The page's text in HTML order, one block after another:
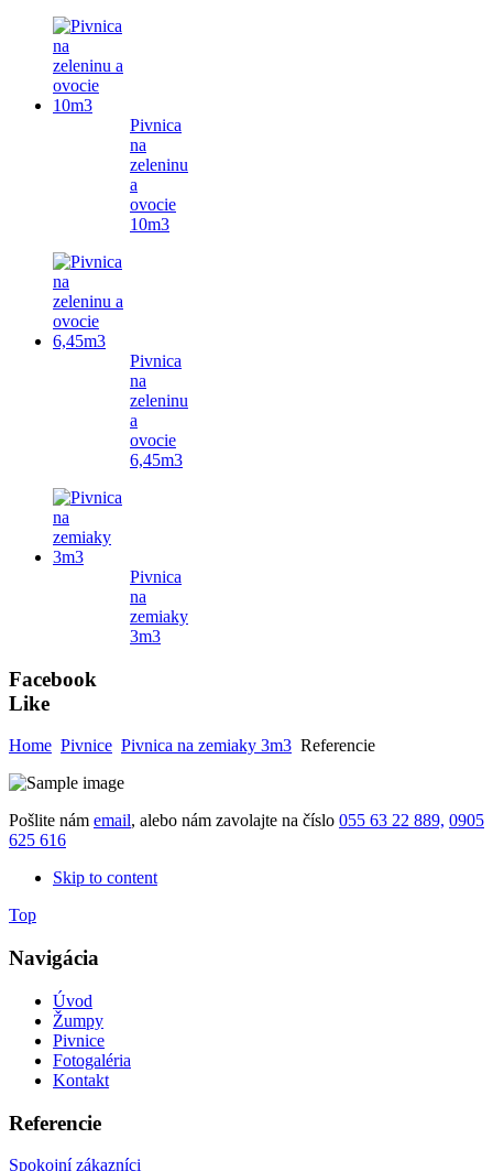
Pivnica
na
zeleninu
a
ovocie
10m3
Pivnica
na
zeleninu
a
ovocie
6,45m3
Pivnica
na
zemiaky
3m3
Facebook
Like
Home Pivnice Pivnica na zemiaky 3m3 Referencie
Pošlite nám email, alebo nám zavolajte na číslo 055 63 22 889, 0905
625 616
Skip to content
Top
Navigácia
Úvod
Žumpy
Pivnice
Fotogaléria
Kontakt
Referencie
Spokojní zákazníci